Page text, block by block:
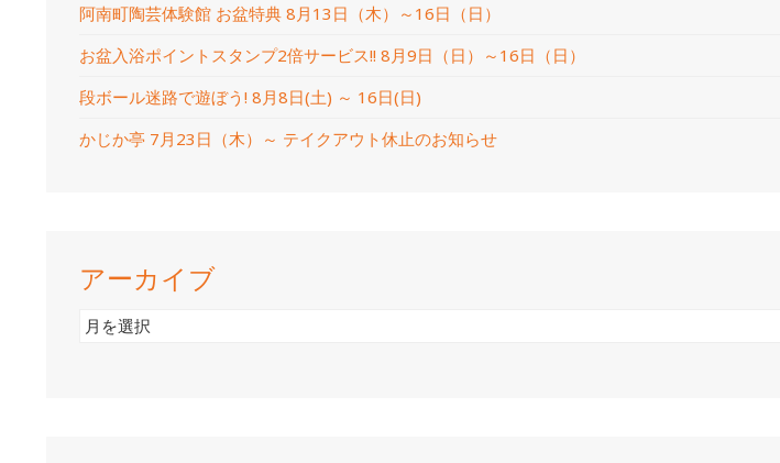
阿南町陶芸体験館 お盆特典 8月13日（木）～16日（日）
お盆入浴ポイントスタンプ2倍サービス!! 8月9日（日）～16日（日）
段ボール迷路で遊ぼう! 8月8日(土) ～ 16日(日)
かじか亭 7月23日（木）～ テイクアウト休止のお知らせ
アーカイブ
ア